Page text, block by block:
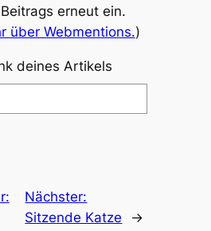
erneut ein.
über Webmentions.)
deines Artikels
Nächster:
Sitzende Katze
→